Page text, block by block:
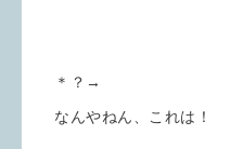
＊？→
なんやねん、これは！